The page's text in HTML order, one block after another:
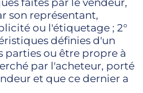
faites par le vendeur,
son représentant,
ou l'étiquetage ; 2°
définies d'un
ou être propre à
par l'acheteur, porté
et que ce dernier a